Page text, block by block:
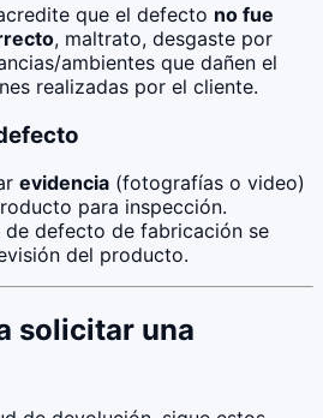
que el defecto no fue
, maltrato, desgaste por
ambientes que dañen el
realizadas por el cliente.
evidencia (fotografías o video)
para inspección.
de defecto de fabricación se
del producto.
solicitar una